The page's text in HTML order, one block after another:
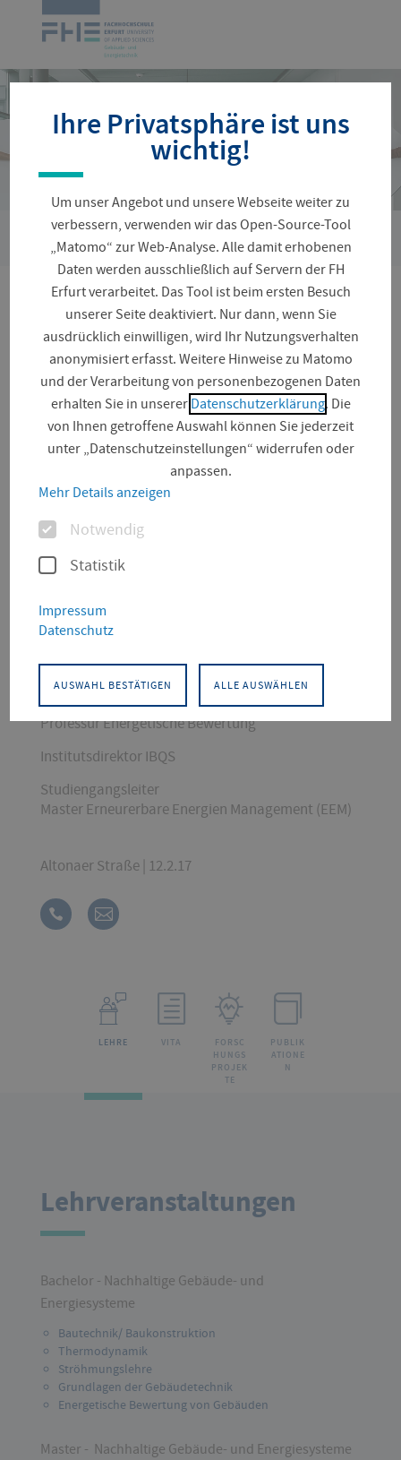
Zur
Navigation
überspringen
sind
hier:
Personenverzeichnis › Steinbach, Sven
Professor Dr.-Ing. Sven
Steinbach
KONTAKT
Informatik Institut für Bauphysikalische
Qualitätssicherung
Professur Energetische Bewertung
Institutsdirektor IBQS
Studiengangsleiter
Master Erneurerbare Energien Management (EEM)
Altonaer Straße | 12.2.17
LEHRE VITA
FORSC
HUNGS
PROJEK
TE
PUBLIK
ATIONE
N
Lehrveranstaltungen
Bachelor - Nachhaltige Gebäude- und
Energiesysteme
Bautechnik/ Baukonstruktion
Thermodynamik
Ströhmungslehre
Grundlagen der Gebäudetechnik
Energetische Bewertung von Gebäuden
Master - Nachhaltige Gebäude- und Energiesysteme
Ihre Privatsphäre ist uns
wichtig!
Um unser Angebot und unsere Webseite weiter zu
verbessern, verwenden wir das Open-Source-Tool
„Matomo“ zur Web-Analyse. Alle damit erhobenen
Daten werden ausschließlich auf Servern der FH
Erfurt verarbeitet. Das Tool ist beim ersten Besuch
unserer Seite deaktiviert. Nur dann, wenn Sie
ausdrücklich einwilligen, wird Ihr Nutzungsverhalten
anonymisiert erfasst. Weitere Hinweise zu Matomo
und der Verarbeitung von personenbezogenen Daten
erhalten Sie in unserer Datenschutzerklärung. Die
von Ihnen getroffene Auswahl können Sie jederzeit
unter „Datenschutzeinstellungen“ widerrufen oder
anpassen.
Mehr Details anzeigen
OptionenNotwendig
Statistik
Impressum
Datenschutz
AUSWAHL BESTÄTIGEN ALLE AUSWÄHLEN